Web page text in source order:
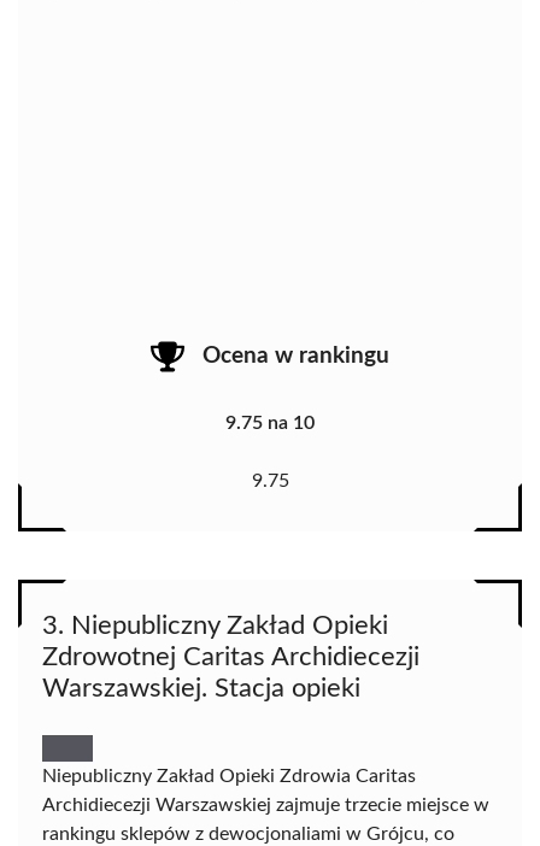
Ocena w rankingu
9.75 na 10
9.75
3. Niepubliczny Zakład Opieki
Zdrowotnej Caritas Archidiecezji
Warszawskiej. Stacja opieki
Niepubliczny Zakład Opieki Zdrowia Caritas
Archidiecezji Warszawskiej zajmuje trzecie miejsce w
rankingu sklepów z dewocjonaliami w Grójcu, co